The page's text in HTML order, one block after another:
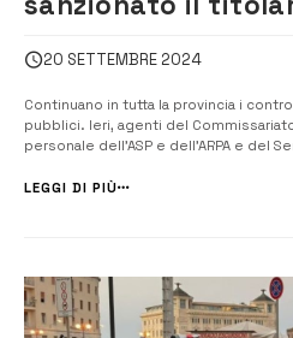
20 SETTEMBRE 2024
Continuano in tutta la provincia i
pubblici. Ieri, agenti del
personale dell’ASP e dell’ARPA e del
pubblico. E’ stato sanzionato il titolare
LEGGI DI PIÙ